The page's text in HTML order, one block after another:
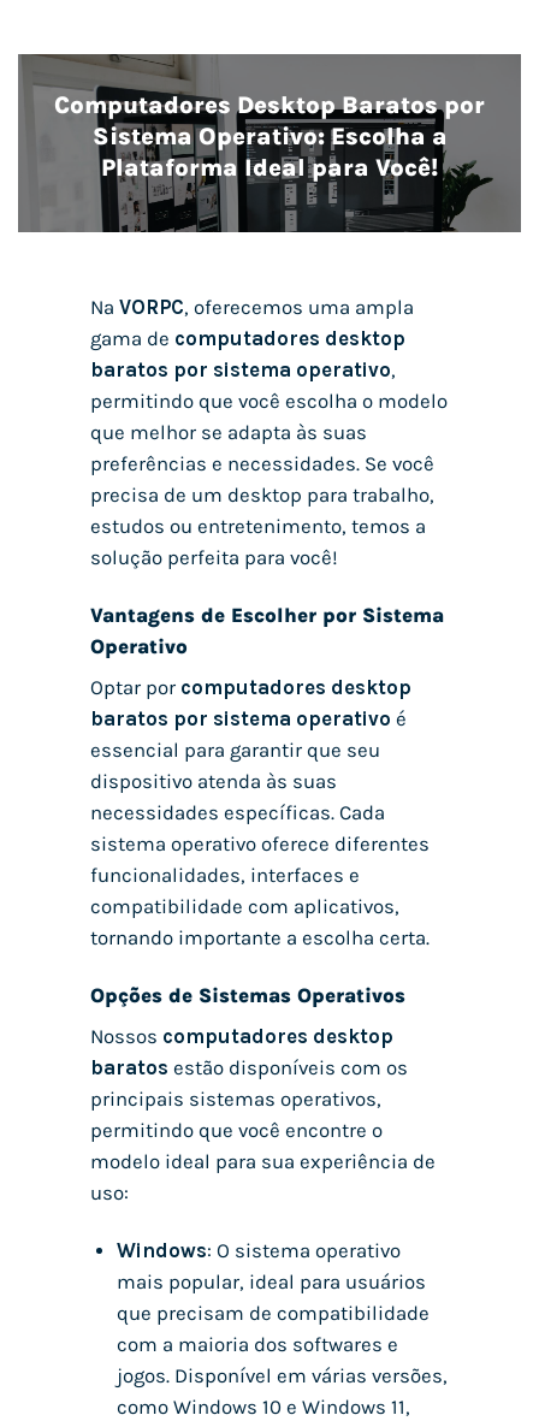
Computadores Desktop Baratos por
Sistema Operativo: Escolha a
Plataforma Ideal para Você!
Na VORPC, oferecemos uma ampla
gama de computadores desktop
baratos por sistema operativo,
permitindo que você escolha o modelo
que melhor se adapta às suas
preferências e necessidades. Se você
precisa de um desktop para trabalho,
estudos ou entretenimento, temos a
solução perfeita para você!
Vantagens de Escolher por Sistema
Operativo
Optar por computadores desktop
baratos por sistema operativo é
essencial para garantir que seu
dispositivo atenda às suas
necessidades específicas. Cada
sistema operativo oferece diferentes
funcionalidades, interfaces e
compatibilidade com aplicativos,
tornando importante a escolha certa.
Opções de Sistemas Operativos
Nossos computadores desktop
baratos estão disponíveis com os
principais sistemas operativos,
permitindo que você encontre o
modelo ideal para sua experiência de
uso:
Windows: O sistema operativo
mais popular, ideal para usuários
que precisam de compatibilidade
com a maioria dos softwares e
jogos. Disponível em várias versões,
como Windows 10 e Windows 11,